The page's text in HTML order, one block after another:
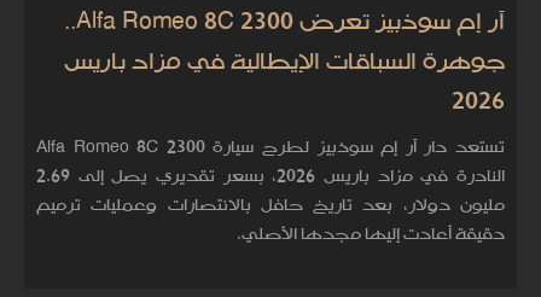
آر إم سوذبيز تعرض Alfa Romeo 8C 2300..
جوهرة السباقات الإيطالية في مزاد باريس
2026
تستعد دار آر إم سوذبيز لطرح سيارة Alfa Romeo 8C 2300
النادرة في مزاد باريس 2026، بسعر تقديري يصل إلى 2.69
مليون دولار، بعد تاريخ حافل بالانتصارات وعمليات ترميم
دقيقة أعادت إليها مجدها الأصلي.